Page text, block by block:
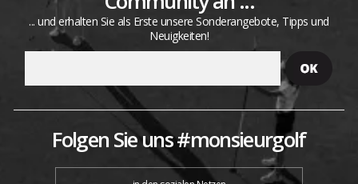
... und erhalten Sie als Erste unsere Sonderangebote, Tipps und
Neuigkeiten!
Folgen Sie uns #monsieurgolf